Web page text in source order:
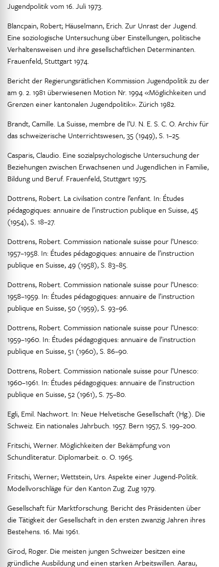
Jugendpolitik vom 16. Juli 1973.
Blancpain, Robert; Häuselmann, Erich. Zur Unrast der Jugend.
Eine soziologische Untersuchung über Einstellungen, politische
Verhaltensweisen und ihre gesellschaftlichen Determinanten.
Frauenfeld, Stuttgart 1974.
Bericht der Regierungsrätlichen Kommission Jugendpolitik zu der
am 9. 2. 1981 überwiesenen Motion Nr. 1994 «Möglichkeiten und
Grenzen einer kantonalen Jugendpolitik». Zürich 1982.
Brandt, Camille. La Suisse, membre de l’U. N. E. S. C. O. Archiv für
das schweizerische Unterrichtswesen, 35 (1949), S. 1–25.
Casparis, Claudio. Eine sozialpsychologische Untersuchung der
Beziehungen zwischen Erwachsenen und Jugendlichen in Familie,
Bildung und Beruf. Frauenfeld, Stuttgart 1975.
Dottrens, Robert. La civilsation contre l’enfant. In: Études
pédagogiques: annuaire de l’instruction publique en Suisse, 45
(1954), S. 18–27.
Dottrens, Robert. Commission nationale suisse pour l’Unesco:
1957–1958. In: Études pédagogiques: annuaire de l’instruction
publique en Suisse, 49 (1958), S. 83–85.
Dottrens, Robert. Commission nationale suisse pour l’Unesco:
1958–1959. In: Études pédagogiques: annuaire de l’instruction
publique en Suisse, 50 (1959), S. 93–96.
Dottrens, Robert. Commission nationale suisse pour l’Unesco:
1959–1960. In: Études pédagogiques: annuaire de l’instruction
publique en Suisse, 51 (1960), S. 86–90.
Dottrens, Robert. Commission nationale suisse pour l’Unesco:
1960–1961. In: Études pédagogiques: annuaire de l’instruction
publique en Suisse, 52 (1961), S. 75–80.
Egli, Emil. Nachwort. In: Neue Helvetische Gesellschaft (Hg.). Die
Schweiz. Ein nationales Jahrbuch. 1957. Bern 1957, S. 199–200.
Fritschi, Werner. Möglichkeiten der Bekämpfung von
Schundliteratur. Diplomarbeit. o. O. 1965.
Fritschi, Werner; Wettstein, Urs. Aspekte einer Jugend-Politik.
Modellvorschläge für den Kanton Zug. Zug 1979.
Gesellschaft für Marktforschung. Bericht des Präsidenten über
die Tätigkeit der Gesellschaft in den ersten zwanzig Jahren ihres
Bestehens. 16. Mai 1961.
Girod, Roger. Die meisten jungen Schweizer besitzen eine
gründliche Ausbildung und einen starken Arbeitswillen. Aarau,